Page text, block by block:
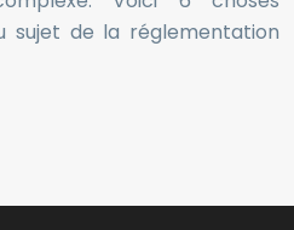
sujet de la réglementation